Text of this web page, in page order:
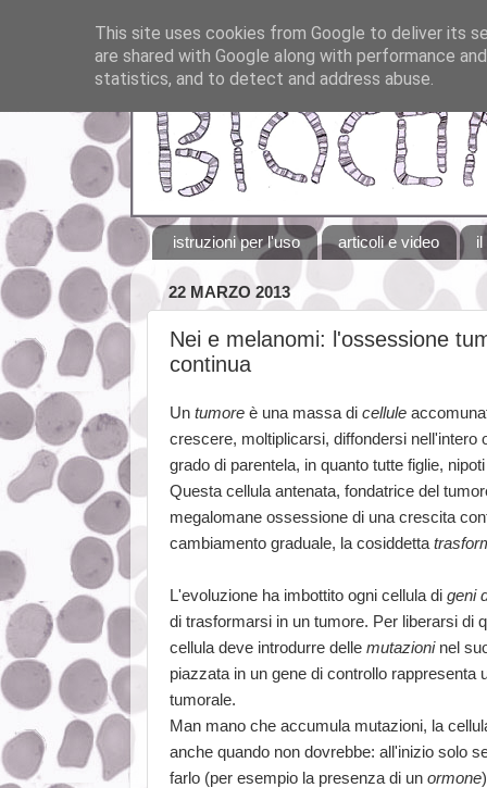
istruzioni per l'uso articoli e video il
22 MARZO 2013
Nei e melanomi: l'ossessione
continua
Un tumore è una massa di cellule
crescere, moltiplicarsi, diffondersi nell'intero
grado di parentela, in quanto tutte figlie,
Questa cellula antenata, fondatrice del
megalomane ossessione di una crescita
cambiamento graduale, la cosiddetta
L'evoluzione ha imbottito ogni cellula di geni
di trasformarsi in un tumore. Per liberarsi di
cellula deve introdurre delle mutazioni nel
piazzata in un gene di controllo
tumorale.
Man mano che accumula mutazioni, la
anche quando non dovrebbe: all'inizio solo
farlo (per esempio la presenza di un ormone
This site uses cookies from Google to deliver its
are shared with Google along with performance
statistics, and to detect and address abuse.